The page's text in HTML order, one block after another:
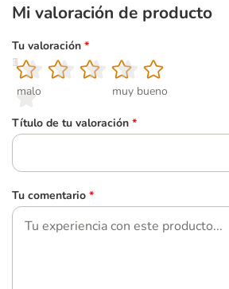
Mi valoración de producto
Tu valoración *
1
malo
2
3
4
5
muy bueno
Título de tu valoración *
Tu comentario *